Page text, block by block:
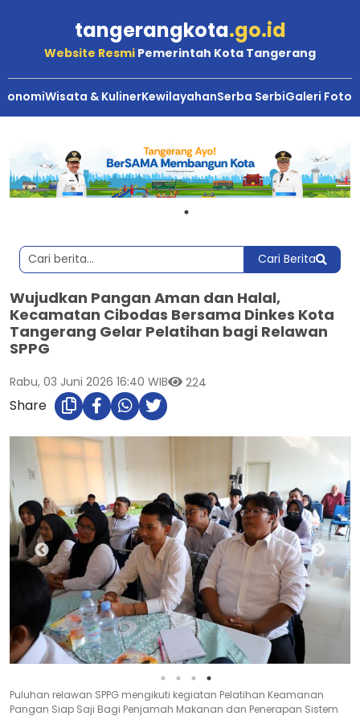
tangerangkota.go.id
Website Resmi Pemerintah Kota Tangerang
Wisata & KulinerKewilayahanSerba SerbiGaleri Foto
Cari Berita
Wujudkan Pangan Aman dan Halal,
Kecamatan Cibodas Bersama Dinkes Kota
Tangerang Gelar Pelatihan bagi Relawan
SPPG
Rabu, 03 Juni 2026 16:40 WIB 224
Share
Puluhan relawan SPPG mengikuti kegiatan Pelatihan Keamanan
Pangan Siap Saji Bagi Penjamah Makanan dan Penerapan Sistem